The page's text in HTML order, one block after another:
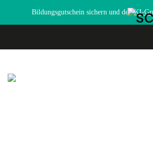
Bildungsgutschein sichern und denKI-